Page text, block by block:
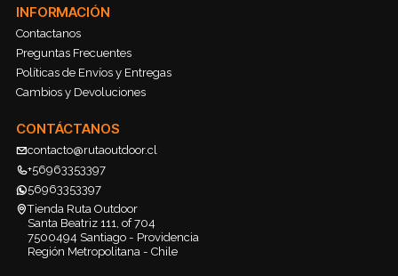
INFORMACIÓN
Contactanos
Preguntas Frecuentes
Políticas de Envíos y Entregas
Cambios y Devoluciones
CONTÁCTANOS
contacto@rutaoutdoor.cl
+56963353397
56963353397
Tienda Ruta Outdoor
Santa Beatriz 111, of 704
7500494 Santiago - Providencia
Región Metropolitana - Chile